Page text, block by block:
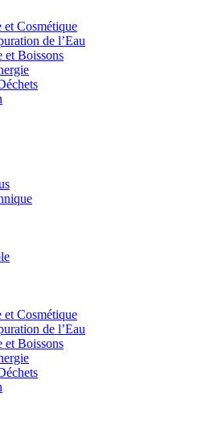
et Cosmétique
de l’Eau
et Boissons
et Cosmétique
de l’Eau
et Boissons